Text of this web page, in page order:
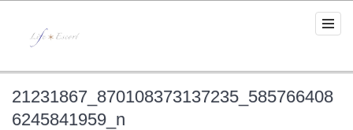
21231867_870108373137235_585766408
6245841959_n